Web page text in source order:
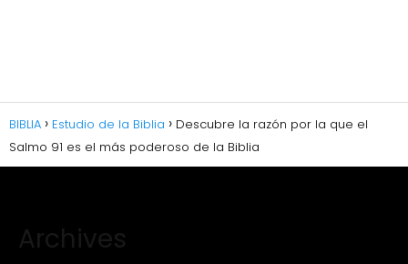
BIBLIA Estudio de la Biblia
Descubre la razón por la que el
Salmo 91 es el más poderoso de la Biblia
Archives